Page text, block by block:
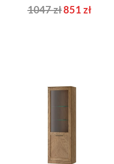
1047zł851 zł